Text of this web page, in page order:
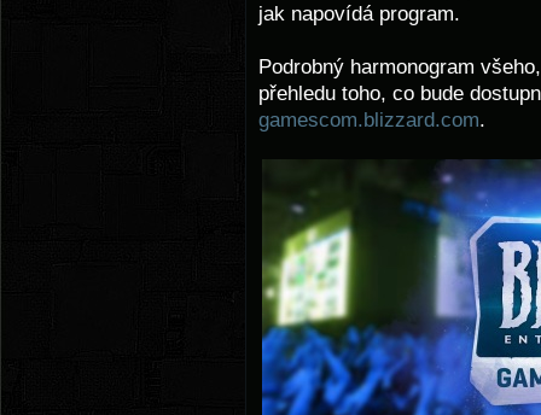
jak napovídá program.
Podrobný harmonogram
přehledu toho, co bude
gamescom.blizzard.com.